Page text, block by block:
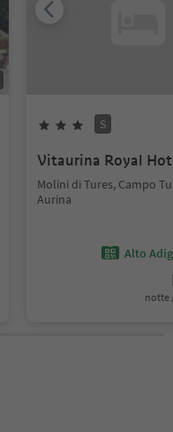
S
Vitaurina Royal
Molini di Tures, Campo
Aurina
Alto
notte